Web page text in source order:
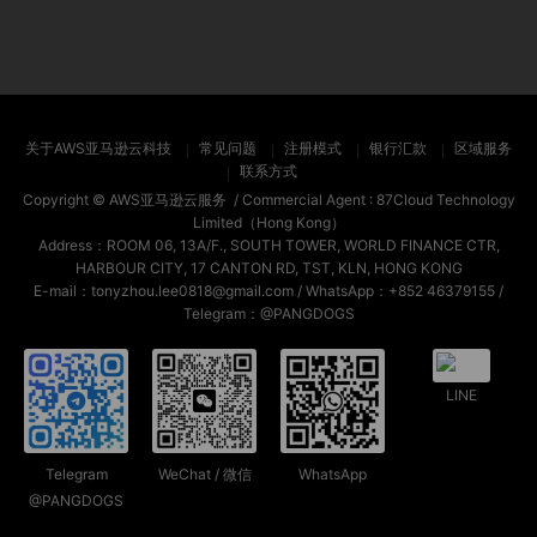
关于AWS亚马逊云科技 常见问题 注册模式 银行汇款
区域服务
联系方式
Copyright © AWS亚马逊云服务 / Commercial Agent : 87Cloud Technology
Limited（Hong Kong）
Address：ROOM 06, 13A/F., SOUTH TOWER, WORLD FINANCE CTR,
HARBOUR CITY, 17 CANTON RD, TST, KLN, HONG KONG
E-mail：tonyzhou.lee0818@gmail.com / WhatsApp：+852 46379155 /
Telegram：@PANGDOGS
Telegram
@PANGDOGS
WeChat / 微信 WhatsApp
LINE